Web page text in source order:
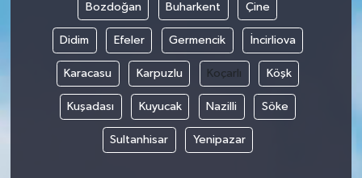
Bozdoğan Buharkent Çine
Didim Efeler Germencik İncirliova
Karacasu Karpuzlu Koçarlı Köşk
Kuşadası Kuyucak Nazilli Söke
Sultanhisar Yenipazar